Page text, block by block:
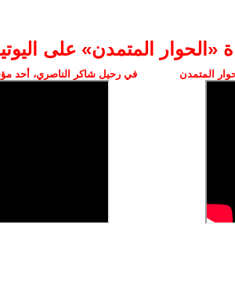
‫«الحوار المتمدن» على
المتمدن في رحيل شاكر الناصري، أحد